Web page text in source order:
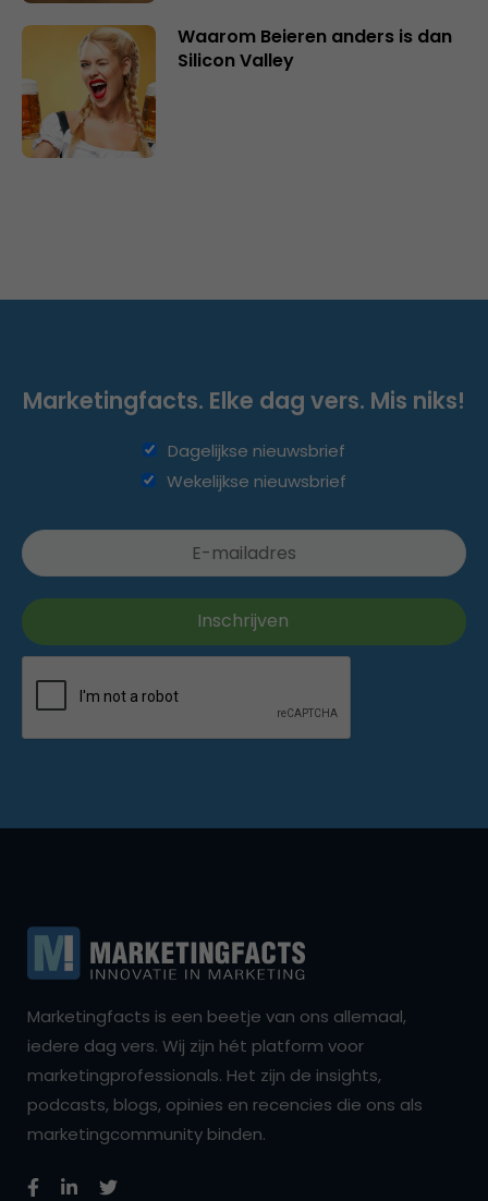
Waarom Beieren anders is dan
Silicon Valley
Marketingfacts. Elke dag vers. Mis niks!
Dagelijkse nieuwsbrief
Wekelijkse nieuwsbrief
Marketingfacts is een beetje van ons allemaal,
iedere dag vers. Wij zijn hét platform voor
marketingprofessionals. Het zijn de insights,
podcasts, blogs, opinies en recencies die ons als
marketingcommunity binden.